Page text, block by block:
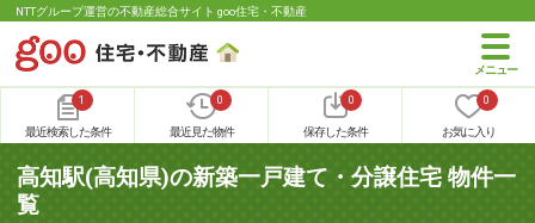
NTTグループ運営の不動産総合サイト goo住宅・不動産
1
最近検索した条件
0
最近見た物件
0
保存した条件
0
お気に入り
高知駅(高知県)の新築一戸建て・分譲住宅 物件一
覧